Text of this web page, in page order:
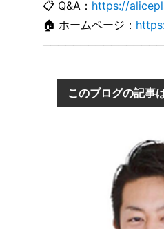
📋 Q&A： https://
🏠 ホームページ：
このブログの記事